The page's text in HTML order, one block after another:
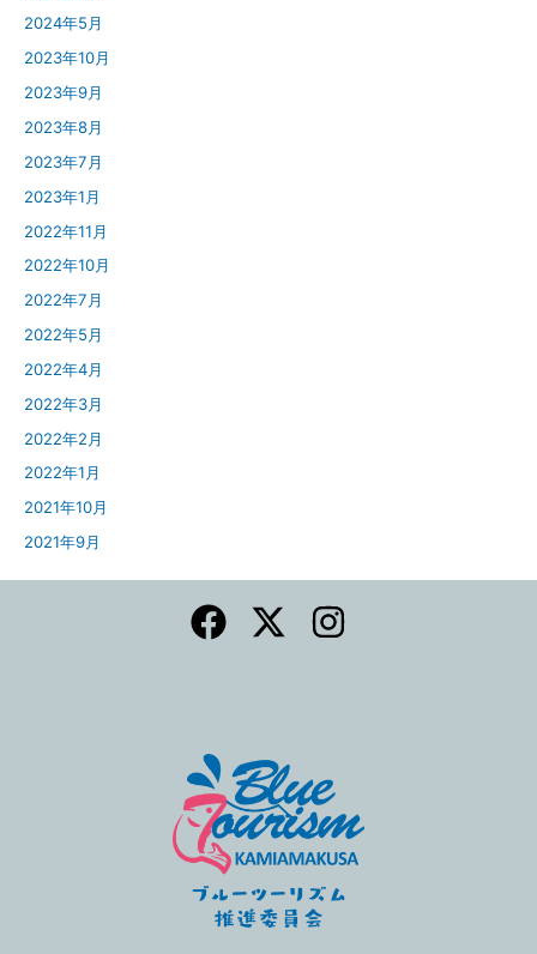
2024年5月
2023年10月
2023年9月
2023年8月
2023年7月
2023年1月
2022年11月
2022年10月
2022年7月
2022年5月
2022年4月
2022年3月
2022年2月
2022年1月
2021年10月
2021年9月